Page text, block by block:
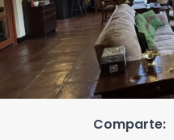
Comparte: